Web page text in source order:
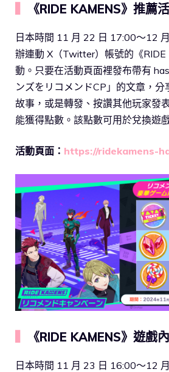
《RIDE KAMENS》推薦
日本時間 11 月 22 日 17:00～12
辦連動 X（Twitter）帳號的《
動。只要在活動頁面裡發布帶有
ンズをリコメンドCP」的文章，分
故事，或是轉發、按讚其他玩家發
能獲得點數。該點數可用於兌換遊
活動頁面： https://ridekamens-
《RIDE KAMENS》遊戲
日本時間 11 月 23 日 16:00～12